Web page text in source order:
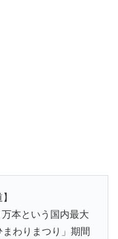
本という国内最大
わりまつり」期間